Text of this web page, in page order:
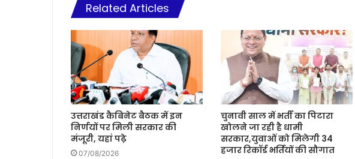
Related Articles
उत्तराखंड कैबिनेट बैठक में इन
निर्णयों पर मिली सरकार की
मंजूरी, यहां पढ़े
07/08/2026
चुनावी साल में भर्ती का पिटारा
खोलने जा रही है धामी
सरकार,युवाओं को मिलेगी 34
हजार रिकॉर्ड भर्तियों की सौगात